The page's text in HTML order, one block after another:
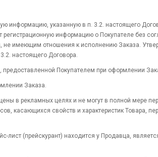
информацию, указанную в п. 3.2. настоящего
информацию о Покупателе без
имеющим отношения к исполнению Заказа.
настоящего Договора.
Покупателем при оформлении
Заказа.
в рекламных целях и не могут в полной мере
касающихся свойств и характеристик Товара,
(прейскурант) находится у Продавца,